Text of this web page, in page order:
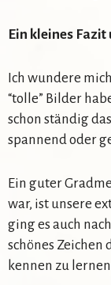
Ein kleines
Ich wundere
“tolle” Bilder
schon ständig
spannend oder
Ein guter
war, ist unsere
ging es auch
schönes Zeichen
kennen zu